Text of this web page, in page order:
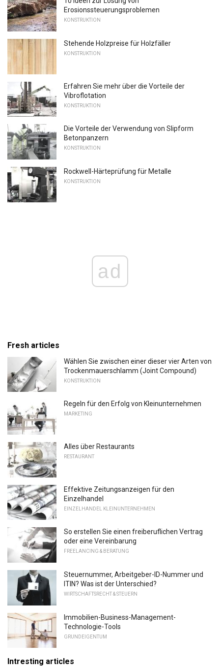
Erosionssteuerungsproblemen
KONSTRUKTION
Stehende Holzpreise für Holzfäller
KONSTRUKTION
Erfahren Sie mehr über die Vorteile der
Vibroflotation
KONSTRUKTION
Die Vorteile der Verwendung von Slipform
Betonpanzern
KONSTRUKTION
Rockwell-Härteprüfung für Metalle
KONSTRUKTION
ad
Fresh articles
Wählen Sie zwischen einer dieser vier Arten von
Trockenmauerschlamm (Joint Compound)
KONSTRUKTION
Regeln für den Erfolg von Kleinunternehmen
MARKETING
Alles über Restaurants
RESTAURANT
Effektive Zeitungsanzeigen für den
Einzelhandel
EINZELHANDEL KLEINUNTERNEHMEN
So erstellen Sie einen freiberuflichen Vertrag
oder eine Vereinbarung
FREELANCING & BERATUNG
Steuernummer, Arbeitgeber-ID-Nummer und
ITIN? Was ist der Unterschied?
WIRTSCHAFTSRECHT & STEUERN
Immobilien-Business-Management-
Technologie-Tools
GRUNDEIGENTUM
Intresting articles